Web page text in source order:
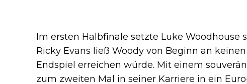
Im ersten Halbfinale setzte Luke Woodhouse
Ricky Evans ließ Woody von Beginn an
Endspiel erreichen würde. Mit einem
zum zweiten Mal in seiner Karriere in ein